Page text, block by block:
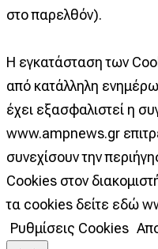
στο παρελθόν).
Η εγκατάσταση των
από κατάλληλη
έχει εξασφαλιστεί η
www.ampnews.gr
συνεχίσουν την
Cookies στον
τα cookies δείτε εδώ
Ρυθμίσεις Cookies